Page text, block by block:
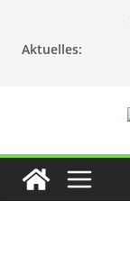
Aktuelles: